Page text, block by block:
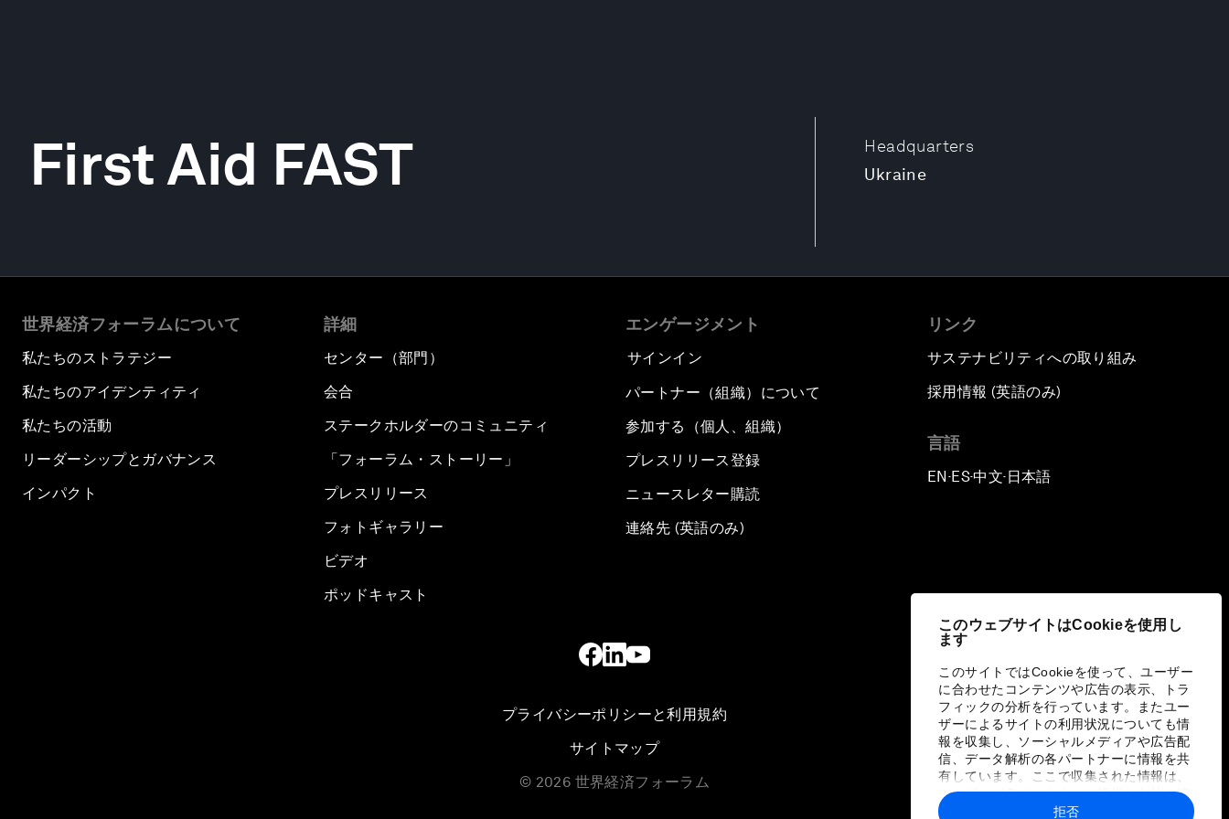
このウェブサイトはCookieを使用し
ます
このサイトではCookieを使って、ユーザー
に合わせたコンテンツや広告の表示、トラ
フィックの分析を行っています。またユー
ザーによるサイトの利用状況についても情
報を収集し、ソーシャルメディアや広告配
信、データ解析の各パートナーに情報を共
有しています。ここで収集された情報は、
ユーザーが各パートナーに提供した他の情
報や各パートナーのサービスを使用した際
拒否
Headquarters
Ukraine
First Aid FAST
世界経済フォーラムについて
私たちのストラテジー
私たちのアイデンティティ
私たちの活動
リーダーシップとガバナンス
インパクト
詳細
センター（部門）
会合
ステークホルダーのコミュニティ
「フォーラム・ストーリー」
プレスリリース
フォトギャラリー
ビデオ
ポッドキャスト
エンゲージメント
サインイン
パートナー（組織）について
参加する（個人、組織）
プレスリリース登録
ニュースレター購読
連絡先 (英語のみ)
リンク
サステナビリティへの取り組み
採用情報 (英語のみ)
言語
EN ▪ES▪中文▪ 日本語
プライバシーポリシーと利用規約
サイトマップ
© 2026 世界経済フォーラム